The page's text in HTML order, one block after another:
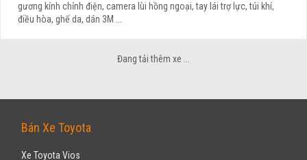
gương kính chỉnh điện, camera lùi hồng ngoại, tay lái trợ lực, túi khí,
điều hòa, ghế da, dán 3M ...